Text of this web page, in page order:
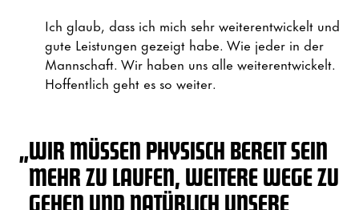
Ich glaub, dass ich mich sehr weiterentwickelt und
gute Leistungen gezeigt habe. Wie jeder in der
Mannschaft. Wir haben uns alle weiterentwickelt.
Hoffentlich geht es so weiter.
„WIR MÜSSEN PHYSISCH BEREIT SEIN
MEHR ZU LAUFEN, WEITERE WEGE ZU
GEHEN UND NATÜRLICH UNSERE